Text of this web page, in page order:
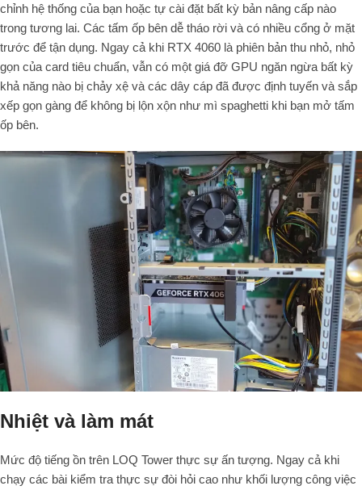
chỉnh hệ thống của bạn hoặc tự cài đặt bất kỳ bản nâng cấp nào
trong tương lai. Các tấm ốp bên dễ tháo rời và có nhiều cổng ở mặt
trước để tận dụng. Ngay cả khi RTX 4060 là phiên bản thu nhỏ, nhỏ
gọn của card tiêu chuẩn, vẫn có một giá đỡ GPU ngăn ngừa bất kỳ
khả năng nào bị chảy xệ và các dây cáp đã được định tuyến và sắp
xếp gọn gàng để không bị lộn xộn như mì spaghetti khi bạn mở tấm
ốp bên.
Nhiệt và làm mát
Mức độ tiếng ồn trên LOQ Tower thực sự ấn tượng. Ngay cả khi
chạy các bài kiểm tra thực sự đòi hỏi cao như khối lượng công việc